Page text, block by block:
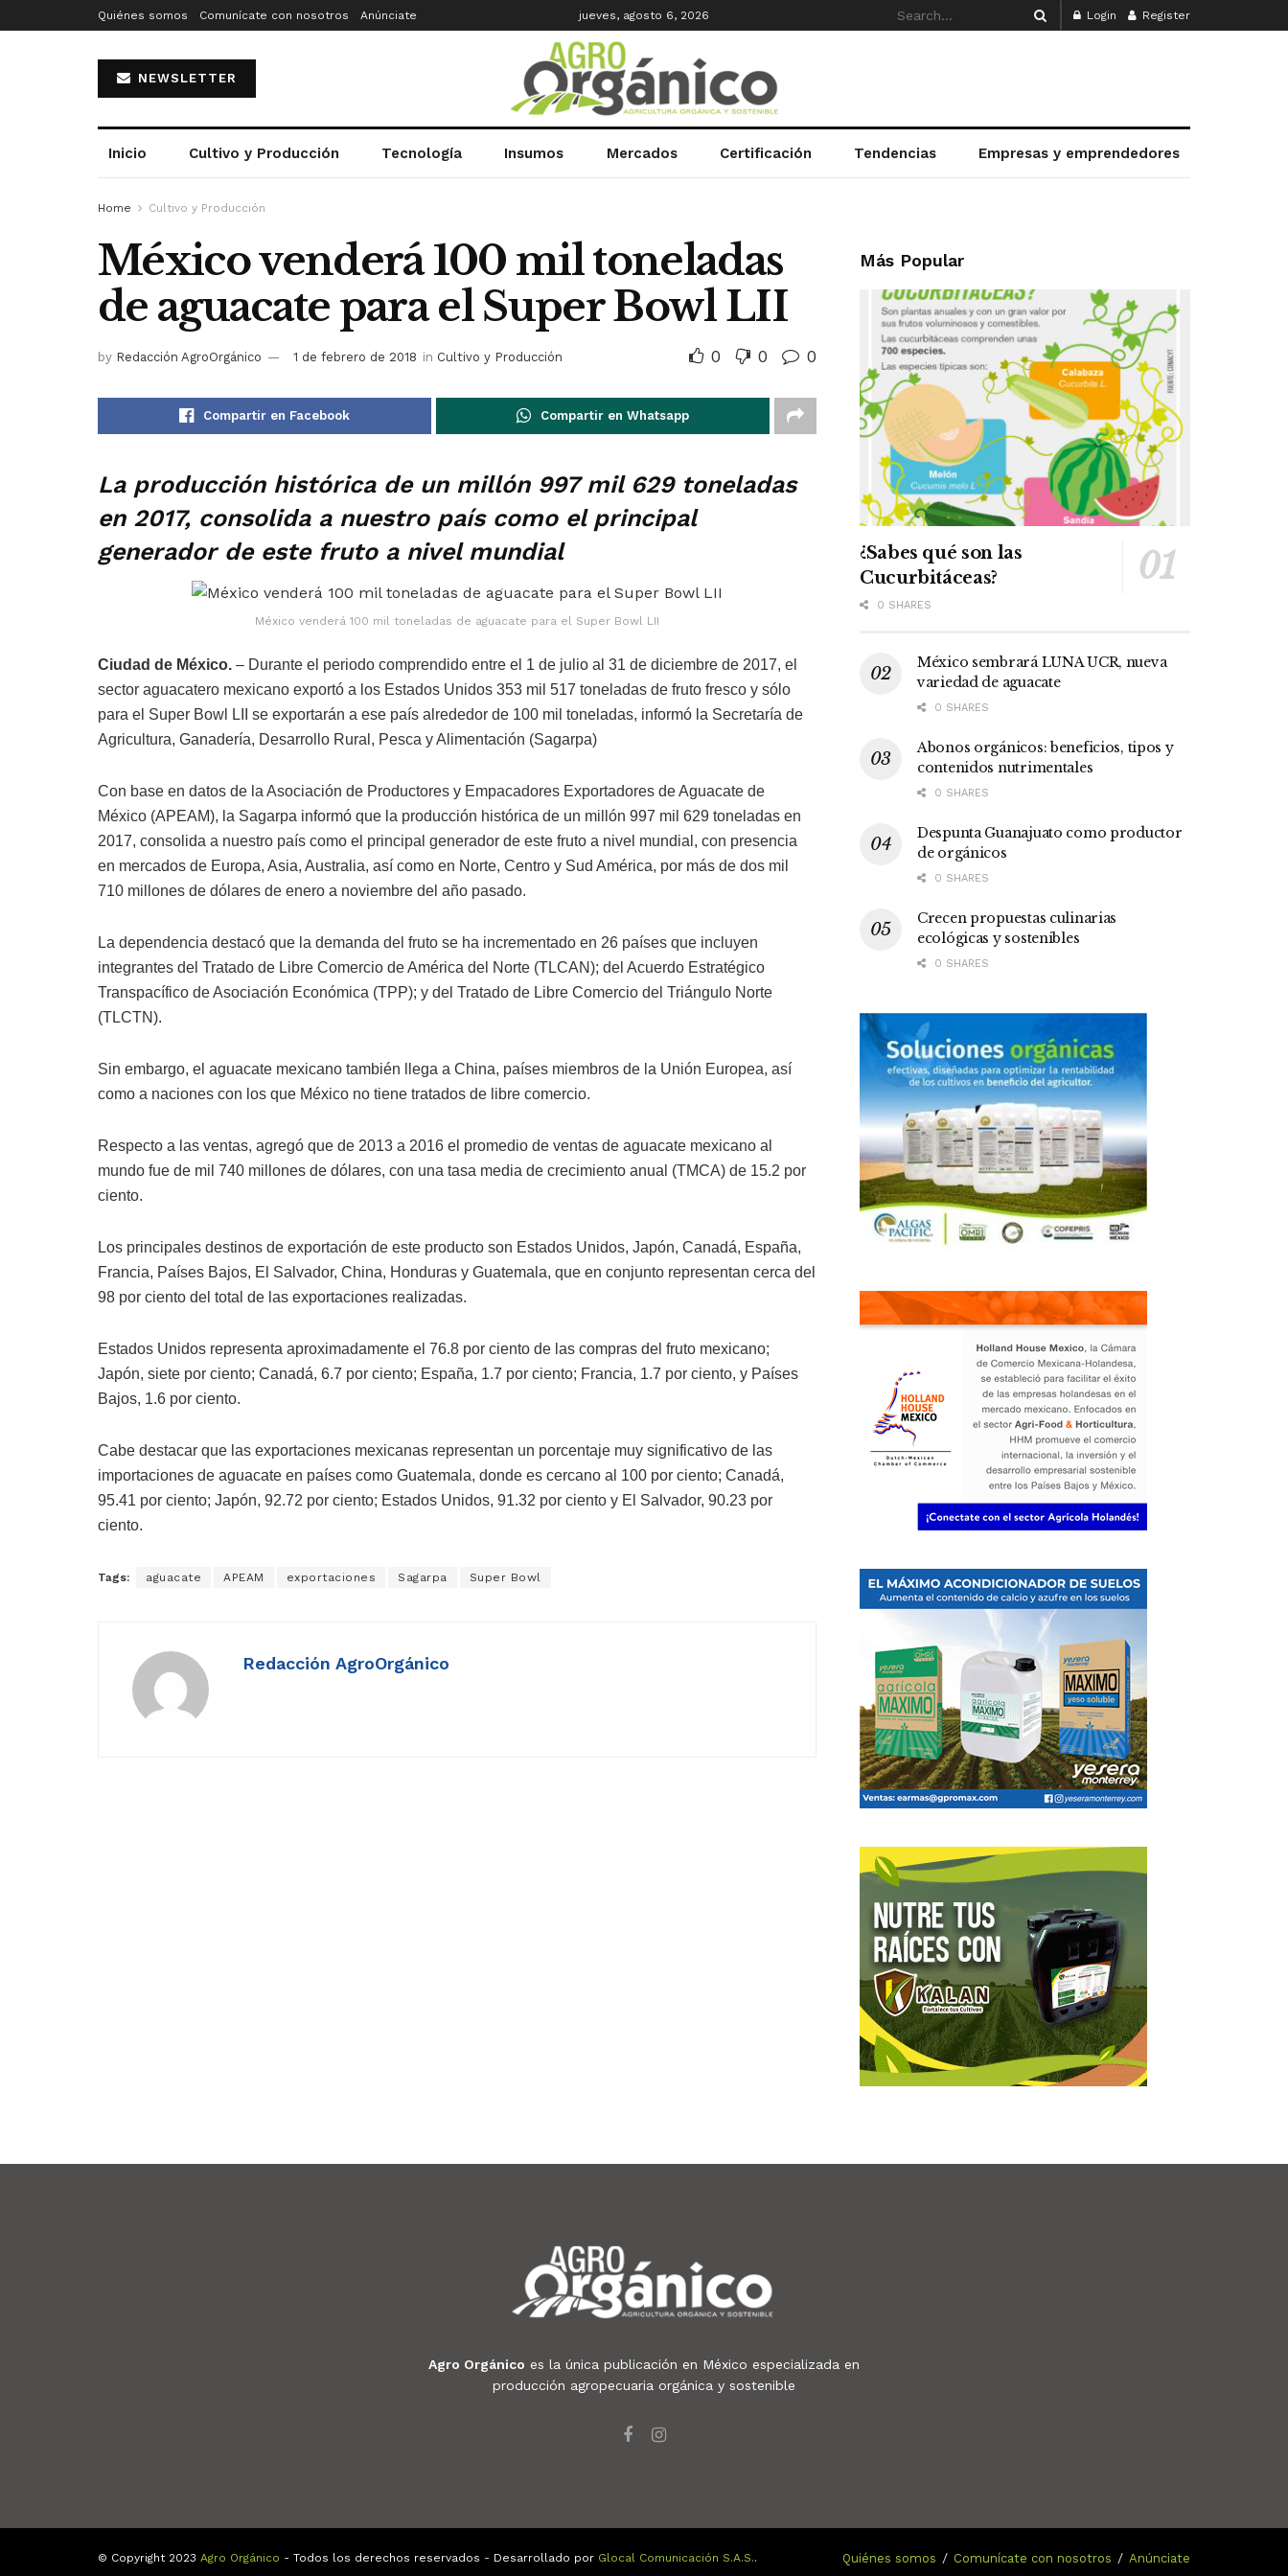
Quiénes somos Comunícate con nosotros Anúnciate jueves, agosto 6, 2026 Login Register
NEWSLETTER
Inicio Cultivo y Producción Tecnología Insumos Mercados Certificación Tendencias Empresas y emprendedores
Home Cultivo y Producción
México venderá 100 mil toneladas
de aguacate para el Super Bowl LII
by Redacción AgroOrgánico 1 de febrero de 2018 in Cultivo y Producción 0 0 0
Compartir en Facebook Compartir en Whatsapp
La producción histórica de un millón 997 mil 629 toneladas
en 2017, consolida a nuestro país como el principal
generador de este fruto a nivel mundial
México venderá 100 mil toneladas de aguacate para el Super Bowl LII
Ciudad de México. – Durante el periodo comprendido entre el 1 de julio al 31 de diciembre de 2017, el
sector aguacatero mexicano exportó a los Estados Unidos 353 mil 517 toneladas de fruto fresco y sólo
para el Super Bowl LII se exportarán a ese país alrededor de 100 mil toneladas, informó la Secretaría de
Agricultura, Ganadería, Desarrollo Rural, Pesca y Alimentación (Sagarpa)
Con base en datos de la Asociación de Productores y Empacadores Exportadores de Aguacate de
México (APEAM), la Sagarpa informó que la producción histórica de un millón 997 mil 629 toneladas en
2017, consolida a nuestro país como el principal generador de este fruto a nivel mundial, con presencia
en mercados de Europa, Asia, Australia, así como en Norte, Centro y Sud América, por más de dos mil
710 millones de dólares de enero a noviembre del año pasado.
La dependencia destacó que la demanda del fruto se ha incrementado en 26 países que incluyen
integrantes del Tratado de Libre Comercio de América del Norte (TLCAN); del Acuerdo Estratégico
Transpacífico de Asociación Económica (TPP); y del Tratado de Libre Comercio del Triángulo Norte
(TLCTN).
Sin embargo, el aguacate mexicano también llega a China, países miembros de la Unión Europea, así
como a naciones con los que México no tiene tratados de libre comercio.
Respecto a las ventas, agregó que de 2013 a 2016 el promedio de ventas de aguacate mexicano al
mundo fue de mil 740 millones de dólares, con una tasa media de crecimiento anual (TMCA) de 15.2 por
ciento.
Los principales destinos de exportación de este producto son Estados Unidos, Japón, Canadá, España,
Francia, Países Bajos, El Salvador, China, Honduras y Guatemala, que en conjunto representan cerca del
98 por ciento del total de las exportaciones realizadas.
Estados Unidos representa aproximadamente el 76.8 por ciento de las compras del fruto mexicano;
Japón, siete por ciento; Canadá, 6.7 por ciento; España, 1.7 por ciento; Francia, 1.7 por ciento, y Países
Bajos, 1.6 por ciento.
Cabe destacar que las exportaciones mexicanas representan un porcentaje muy significativo de las
importaciones de aguacate en países como Guatemala, donde es cercano al 100 por ciento; Canadá,
95.41 por ciento; Japón, 92.72 por ciento; Estados Unidos, 91.32 por ciento y El Salvador, 90.23 por
ciento.
Tags: aguacate APEAM exportaciones Sagarpa Super Bowl
Redacción AgroOrgánico
Más Popular
¿Sabes qué son las
Cucurbitáceas?
0 SHARES
México sembrará LUNA UCR, nueva
variedad de aguacate
0 SHARES
Abonos orgánicos: beneficios, tipos y
contenidos nutrimentales
0 SHARES
Despunta Guanajuato como productor
de orgánicos
0 SHARES
Crecen propuestas culinarias
ecológicas y sostenibles
0 SHARES
Agro Orgánico es la única publicación en México especializada en
producción agropecuaria orgánica y sostenible
Quiénes somos Comunícate con nosotros Anúnciate
© Copyright 2023 Agro Orgánico - Todos los derechos reservados - Desarrollado por Glocal Comunicación S.A.S..